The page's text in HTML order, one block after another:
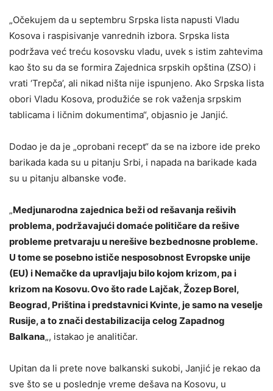
„Očekujem da u septembru Srpska lista napusti Vladu
Kosova i raspisivanje vanrednih izbora. Srpska lista
podržava već treću kosovsku vladu, uvek s istim zahtevima
kao što su da se formira Zajednica srpskih opština (ZSO) i
vrati ‘Trepča’, ali nikad ništa nije ispunjeno. Ako Srpska lista
obori Vladu Kosova, produžiće se rok važenja srpskim
tablicama i ličnim dokumentima“, objasnio je Janjić.
Dodao je da je „oprobani recept“ da se na izbore ide preko
barikada kada su u pitanju Srbi, i napada na barikade kada
su u pitanju albanske vođe.
„Medjunarodna zajednica beži od rešavanja rešivih
problema, podržavajući domaće političare da rešive
probleme pretvaraju u nerešive bezbednosne probleme.
U tome se posebno ističe nesposobnost Evropske unije
(EU) i Nemačke da upravljaju bilo kojom krizom, pa i
krizom na Kosovu. Ovo što rade Lajčak, Žozep Borel,
Beograd, Priština i predstavnici Kvinte, je samo na veselje
Rusije, a to znači destabilizacija celog Zapadnog
Balkana„, istakao je analitičar.
Upitan da li prete nove balkanski sukobi, Janjić je rekao da
sve što se u poslednje vreme dešava na Kosovu, u